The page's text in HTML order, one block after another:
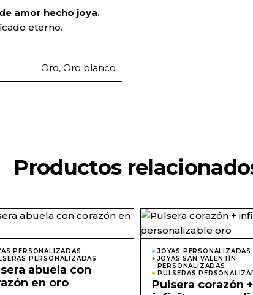
amor hecho joya.
eterno.
Oro, Oro blanco
Productos
Este
producto
tiene
múltiples
variantes.
opciones
PERSONALIZADAS
PERSONALIZADAS
abuela con
en oro
JOYAS PERSONALIZADAS
JOYAS SAN VALENTÍN
PERSONALIZADAS
PULSERAS
Pulsera corazón +